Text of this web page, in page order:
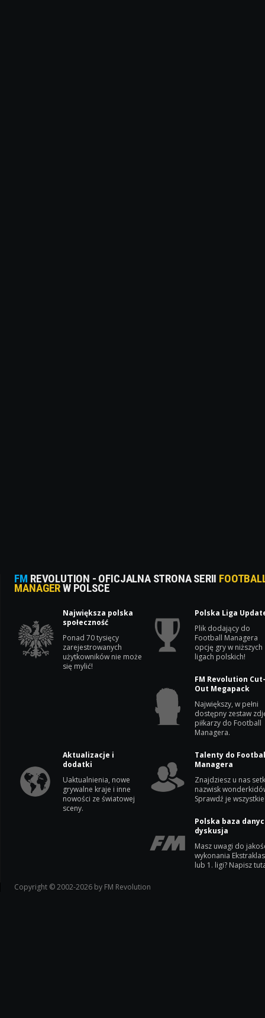
FM REVOLUTION - OFICJALNA STRONA SERII
MANAGERW POLSCE
Największa polska
społeczność
Ponad 70 tysięcy
zarejestrowanych
użytkowników nie może
się mylić!
Polska Liga
Plik dodający do
Football Managera
opcję gry w niższych
ligach polskich!
FM Revolution
Out Megapack
Największy, w pełni
dostępny zestaw
piłkarzy do Football
Managera.
Aktualizacje i
dodatki
Uaktualnienia, nowe
grywalne kraje i inne
nowości ze światowej
sceny.
Talenty do
Managera
Znajdziesz u nas
nazwisk
Sprawdź je
Polska baza
dyskusja
Masz uwagi do
wykonania
lub 1. ligi? Napisz
Copyright © 2002-2026 by FM Revolution